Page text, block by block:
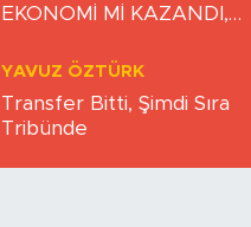
EKONOMİ Mİ KAZANDI,
YAVUZ ÖZTÜRK
Transfer Bitti, Şimdi Sıra
Tribünde